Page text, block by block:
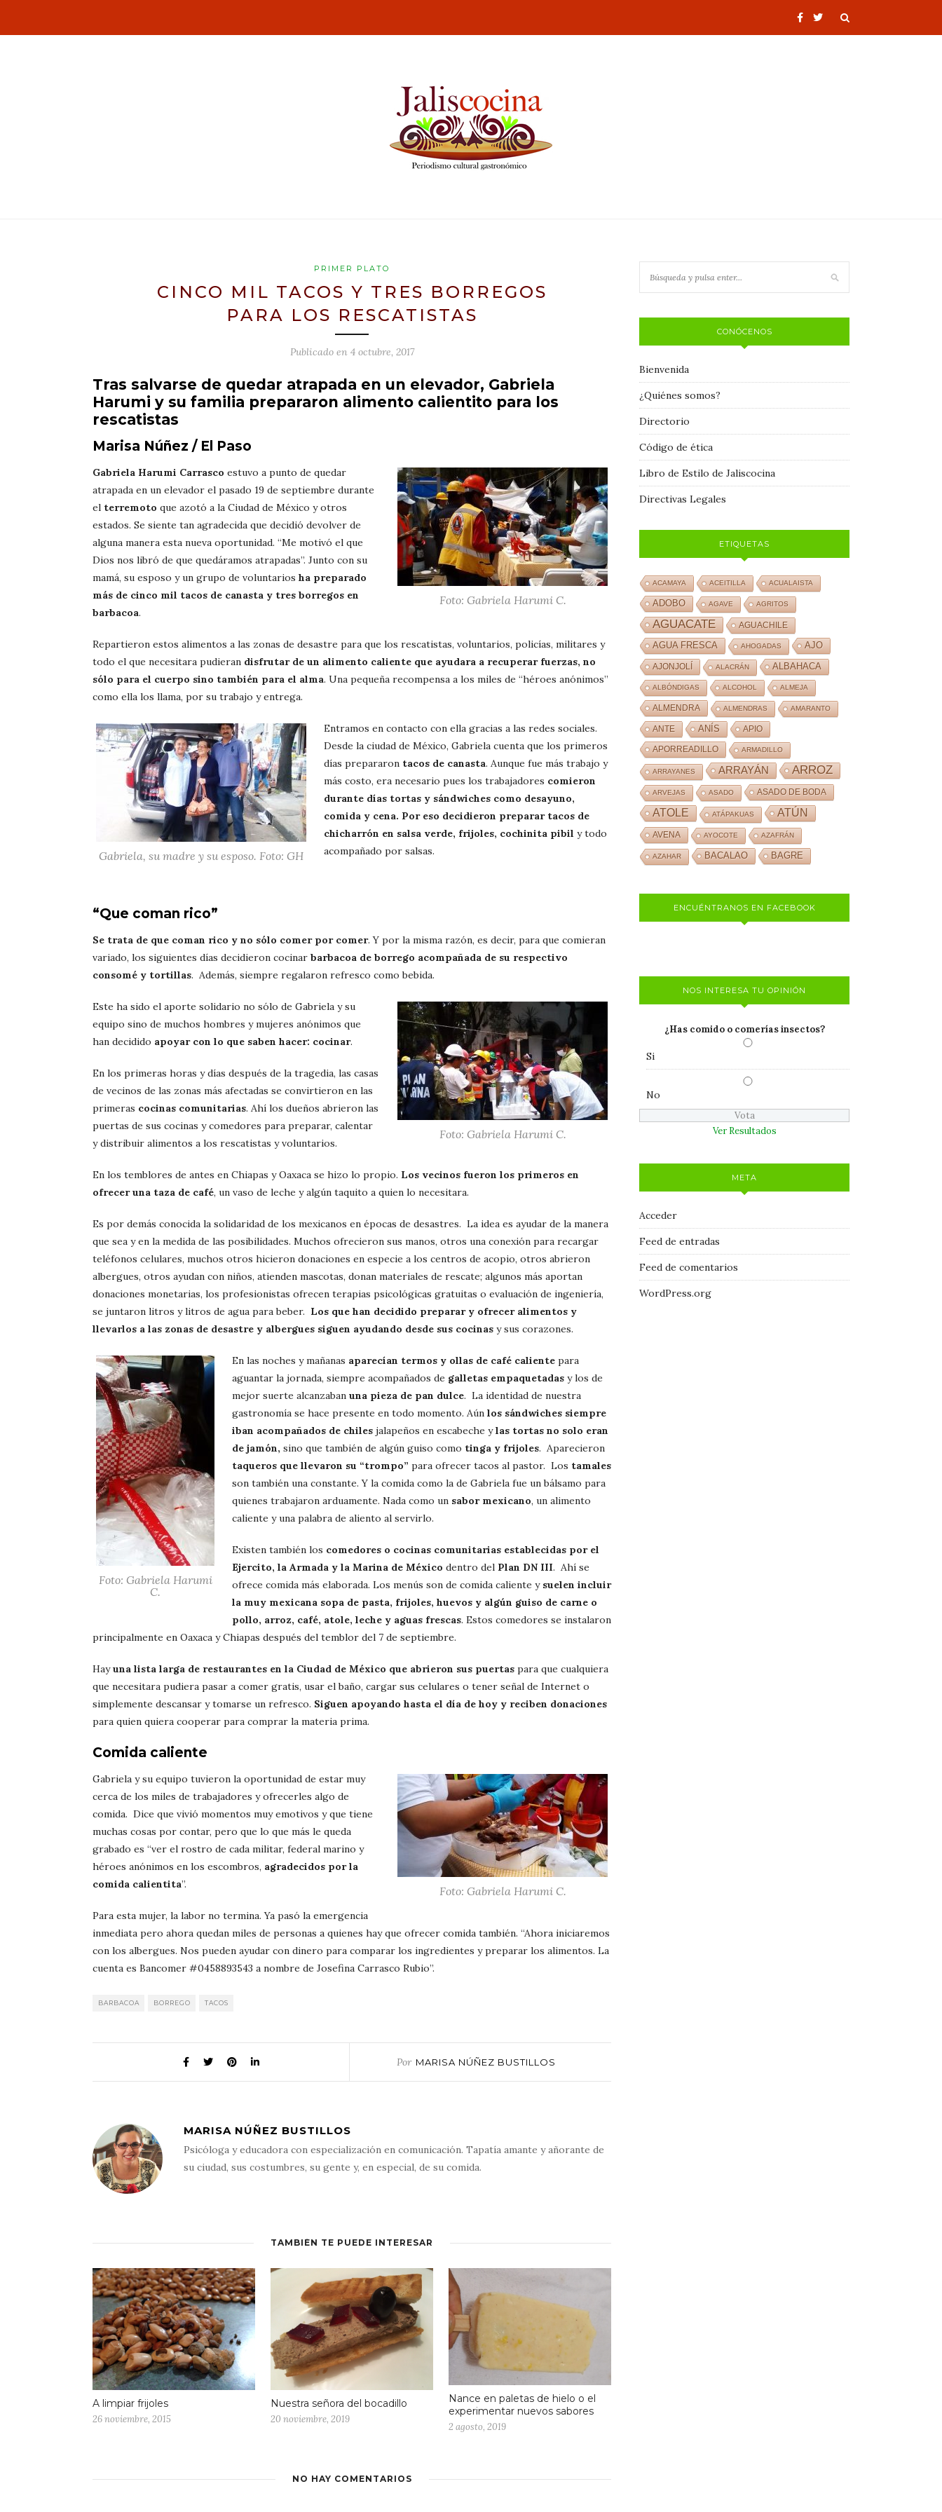
PRIMER PLATO
CINCO MIL TACOS Y TRES BORREGOS
PARA LOS RESCATISTAS
Publicado en 4 octubre, 2017
Tras salvarse de quedar atrapada en un elevador, Gabriela
Harumi y su familia prepararon alimento calientito para los
rescatistas
Marisa Núñez / El Paso
Foto: Gabriela Harumi C.
Gabriela Harumi Carrasco estuvo a punto de quedar
atrapada en un elevador el pasado 19 de septiembre durante
el terremoto que azotó a la Ciudad de México y otros
estados. Se siente tan agradecida que decidió devolver de
alguna manera esta nueva oportunidad. “Me motivó el que
Dios nos libró de que quedáramos atrapadas”. Junto con su
mamá, su esposo y un grupo de voluntarios ha preparado
más de cinco mil tacos de canasta y tres borregos en
barbacoa.
Repartieron estos alimentos a las zonas de desastre para que los rescatistas, voluntarios, policías, militares y
todo el que necesitara pudieran disfrutar de un alimento caliente que ayudara a recuperar fuerzas, no
sólo para el cuerpo sino también para el alma. Una pequeña recompensa a los miles de “héroes anónimos”
como ella los llama, por su trabajo y entrega.
Gabriela, su madre y su esposo. Foto: GH
Entramos en contacto con ella gracias a las redes sociales.
Desde la ciudad de México, Gabriela cuenta que los primeros
días prepararon tacos de canasta. Aunque fue más trabajo y
más costo, era necesario pues los trabajadores comieron
durante días tortas y sándwiches como desayuno,
comida y cena. Por eso decidieron preparar tacos de
chicharrón en salsa verde, frijoles, cochinita pibil y todo
acompañado por salsas.
“Que coman rico”
Se trata de que coman rico y no sólo comer por comer. Y por la misma razón, es decir, para que comieran
variado, los siguientes días decidieron cocinar barbacoa de borrego acompañada de su respectivo
consomé y tortillas. Además, siempre regalaron refresco como bebida.
Foto: Gabriela Harumi C.
Este ha sido el aporte solidario no sólo de Gabriela y su
equipo sino de muchos hombres y mujeres anónimos que
han decidido apoyar con lo que saben hacer: cocinar.
En los primeras horas y días después de la tragedia, las casas
de vecinos de las zonas más afectadas se convirtieron en las
primeras cocinas comunitarias. Ahí los dueños abrieron las
puertas de sus cocinas y comedores para preparar, calentar
y distribuir alimentos a los rescatistas y voluntarios.
En los temblores de antes en Chiapas y Oaxaca se hizo lo propio. Los vecinos fueron los primeros en
ofrecer una taza de café, un vaso de leche y algún taquito a quien lo necesitara.
Es por demás conocida la solidaridad de los mexicanos en épocas de desastres. La idea es ayudar de la manera
que sea y en la medida de las posibilidades. Muchos ofrecieron sus manos, otros una conexión para recargar
teléfonos celulares, muchos otros hicieron donaciones en especie a los centros de acopio, otros abrieron
albergues, otros ayudan con niños, atienden mascotas, donan materiales de rescate; algunos más aportan
donaciones monetarias, los profesionistas ofrecen terapias psicológicas gratuitas o evaluación de ingeniería,
se juntaron litros y litros de agua para beber. Los que han decidido preparar y ofrecer alimentos y
llevarlos a las zonas de desastre y albergues siguen ayudando desde sus cocinas y sus corazones.
Foto: Gabriela Harumi
C.
En las noches y mañanas aparecían termos y ollas de café caliente para
aguantar la jornada, siempre acompañados de galletas empaquetadas y los de
mejor suerte alcanzaban una pieza de pan dulce. La identidad de nuestra
gastronomía se hace presente en todo momento. Aún los sándwiches siempre
iban acompañados de chiles jalapeños en escabeche ylas tortas no solo eran
de jamón, sino que también de algún guiso como tinga y frijoles. Aparecieron
taqueros que llevaron su “trompo” para ofrecer tacos al pastor. Los tamales
son también una constante. Y la comida como la de Gabriela fue un bálsamo para
quienes trabajaron arduamente. Nada como un sabor mexicano, un alimento
caliente y una palabra de aliento al servirlo.
Existen también los comedores o cocinas comunitarias establecidas por el
Ejercito, la Armada y la Marina de México dentro del Plan DN III. Ahí se
ofrece comida más elaborada. Los menús son de comida caliente y suelen incluir
la muy mexicana sopa de pasta, frijoles, huevos y algún guiso de carne o
pollo, arroz, café, atole, leche y aguas frescas. Estos comedores se instalaron
principalmente en Oaxaca y Chiapas después del temblor del 7 de septiembre.
Hayuna lista larga de restaurantes en la Ciudad de México que abrieron sus puertas para que cualquiera
que necesitara pudiera pasar a comer gratis, usar el baño, cargar sus celulares o tener señal de Internet o
simplemente descansar y tomarse un refresco. Siguen apoyando hasta el día de hoy y reciben donaciones
para quien quiera cooperar para comprar la materia prima.
Comida caliente
Foto: Gabriela Harumi C.
Gabriela y su equipo tuvieron la oportunidad de estar muy
cerca de los miles de trabajadores y ofrecerles algo de
comida. Dice que vivió momentos muy emotivos y que tiene
muchas cosas por contar, pero que lo que más le queda
grabado es “ver el rostro de cada militar, federal marino y
héroes anónimos en los escombros, agradecidos por la
comida calientita”.
Para esta mujer, la labor no termina. Ya pasó la emergencia
inmediata pero ahora quedan miles de personas a quienes hay que ofrecer comida también. “Ahora iniciaremos
con los albergues. Nos pueden ayudar con dinero para comparar los ingredientes y preparar los alimentos. La
cuenta es Bancomer #0458893543 a nombre de Josefina Carrasco Rubio”.
BARBACOA BORREGO TACOS
Por MARISA NÚÑEZ BUSTILLOS
MARISA NÚÑEZ BUSTILLOS
Psicóloga y educadora con especialización en comunicación. Tapatía amante y añorante de
su ciudad, sus costumbres, su gente y, en especial, de su comida.
TAMBIÉN TE PUEDE INTERESAR
A limpiar frijoles
26 noviembre, 2015
Nuestra señora del bocadillo
20 noviembre, 2019
Nance en paletas de hielo o el
experimentar nuevos sabores
2 agosto, 2019
NO HAY COMENTARIOS
CONÓCENOS
Bienvenida
¿Quiénes somos?
Directorio
Código de ética
Libro de Estilo de Jaliscocina
Directivas Legales
ETIQUETAS
ACAMAYA ACEITILLA ACUALAISTA
ADOBO AGAVE AGRITOS
AGUACATE AGUACHILE
AGUA FRESCA AHOGADAS AJO
AJONJOLÍ ALACRÁN ALBAHACA
ALBÓNDIGAS ALCOHOL ALMEJA
ALMENDRA ALMENDRAS AMARANTO
ANTE ANÍS APIO
APORREADILLO ARMADILLO
ARRAYANES ARRAYÁN ARROZ
ARVEJAS ASADO ASADO DE BODA
ATOLE ATÁPAKUAS ATÚN
AVENA AYOCOTE AZAFRÁN
AZAHAR BACALAO BAGRE
ENCUÉNTRANOS EN FACEBOOK
NOS INTERESA TU OPINIÓN
¿Has comido o comerías insectos?
Si
No
Ver Resultados
META
Acceder
Feed de entradas
Feed de comentarios
WordPress.org